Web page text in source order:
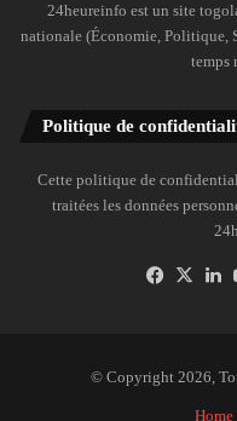
24heureinfo est un site
nationale (Économie, Politique,
temps
Politique de
Cette politique de
traitées les données
X
© Copyright 2026,
Home